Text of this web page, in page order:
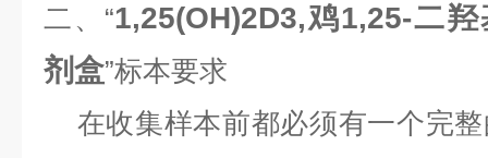
二、“1,25(OH)2D3,鸡1,25-二
剂盒”标本要求
在收集样本前都必须有一个完